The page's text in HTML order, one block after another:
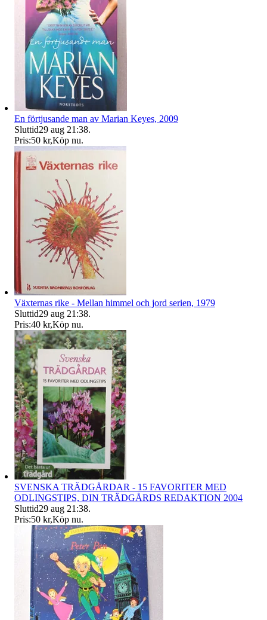
En förtjusande man av Marian Keyes, 2009
Sluttid29 aug 21:38.
Pris:50 kr,Köp nu.
Växternas rike - Mellan himmel och jord serien, 1979
Sluttid29 aug 21:38.
Pris:40 kr,Köp nu.
SVENSKA TRÄDGÅRDAR - 15 FAVORITER MED
ODLINGSTIPS, DIN TRÄDGÅRDS REDAKTION 2004
Sluttid29 aug 21:38.
Pris:50 kr,Köp nu.